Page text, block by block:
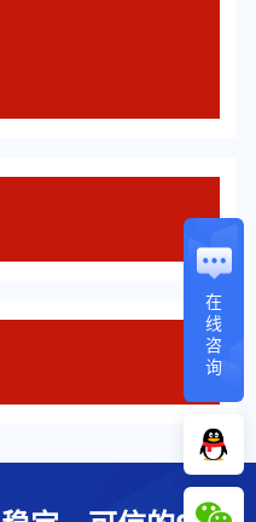
在
线
咨
询